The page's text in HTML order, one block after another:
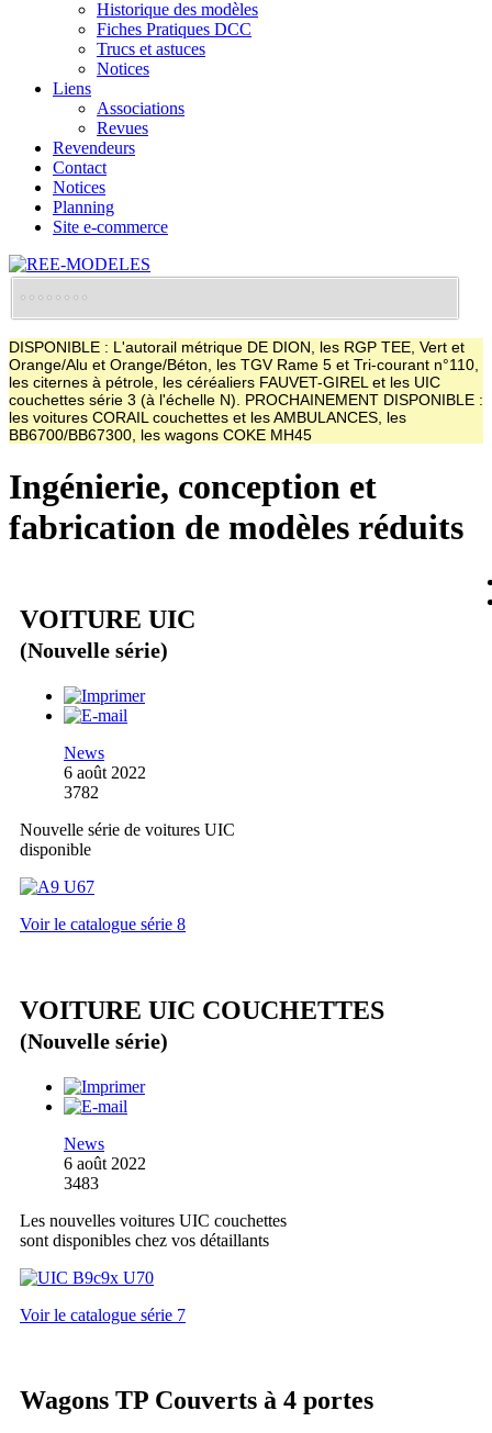
Historique des modèles
Fiches Pratiques DCC
Trucs et astuces
Notices
Liens
Associations
Revues
Revendeurs
Contact
Notices
Planning
Site e-commerce
DISPONIBLE : L'autorail métrique DE DION, les RGP TEE, Vert et
Orange/Alu et Orange/Béton, les TGV Rame 5 et Tri-courant n°110,
les citernes à pétrole, les céréaliers FAUVET-GIREL et les UIC
couchettes série 3 (à l'échelle N). PROCHAINEMENT DISPONIBLE :
les voitures CORAIL couchettes et les AMBULANCES, les
BB6700/BB67300, les wagons COKE MH45
Ingénierie, conception et
fabrication de modèles réduits
VOITURE UIC
(Nouvelle série)
News
6 août 2022
3782
Nouvelle série de voitures UIC
disponible
Voir le catalogue série 8
VOITURE UIC COUCHETTES
(Nouvelle série)
News
6 août 2022
3483
Les nouvelles voitures UIC couchettes
sont disponibles chez vos détaillants
Voir le catalogue série 7
Wagons TP Couverts à 4 portes